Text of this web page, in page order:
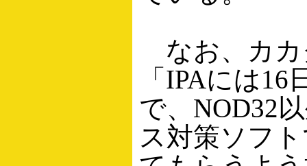
なお、カカ
「IPAには16
で、NOD32
ス対策ソフ